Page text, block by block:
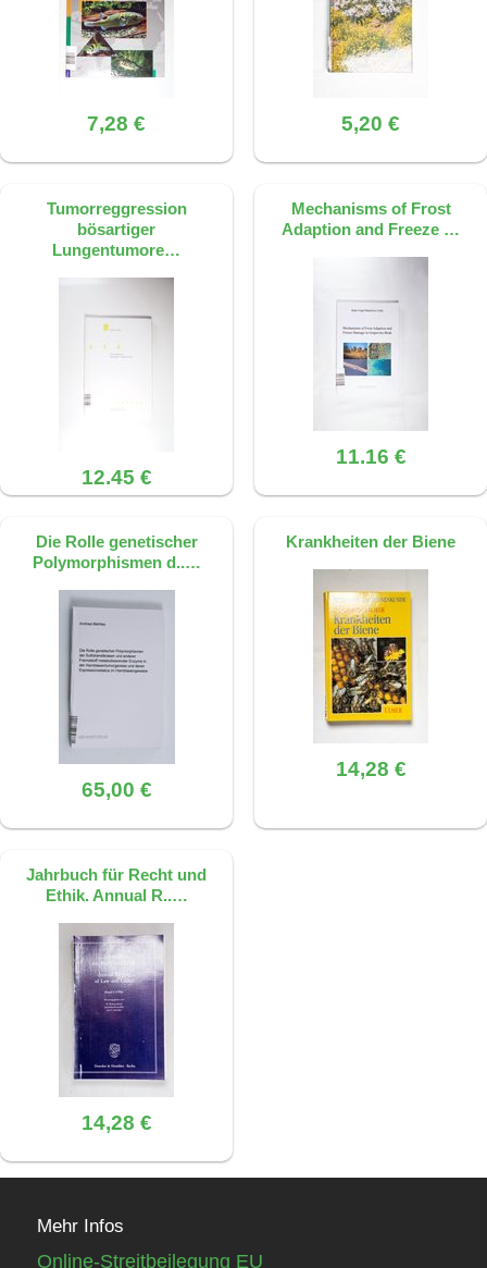
7,28 € 5,20 €
Tumorreggression
bösartiger
Lungentumore…
12.45 €
Mechanisms of Frost
Adaption and Freeze …
11.16 €
Die Rolle genetischer
Polymorphismen d..…
65,00 €
Krankheiten der Biene
14,28 €
Jahrbuch für Recht und
Ethik. Annual R..…
14,28 €
Mehr Infos
Online-Streitbeilegung EU